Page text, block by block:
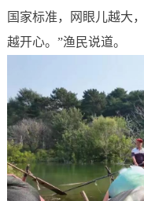
国家标准，网眼儿越大
越开心。”渔民说道。